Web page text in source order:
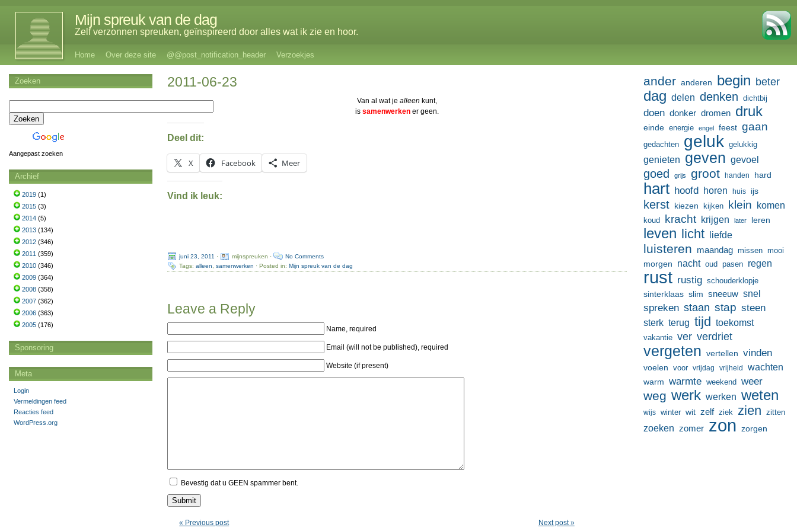
Mijn spreuk van de dag
Zelf verzonnen spreuken, geïnspireerd door alles wat ik zie en hoor.
Home Over deze site @@post_notification_header Verzoekjes
2011-06-23
Van al wat jealleen kunt,
issamenwerkener geen.
Deel dit:
X Facebook Meer
Vind ik leuk:
juni 23, 2011 · mijnspreuken ·
No Comments
Tags:alleen ,samenwerken · Posted in:Mijn spreuk van de dag
Leave a Reply
Name, required
Email (will not be published), required
Website (if present)
Bevestig dat u GEEN spammer bent.
« Previous post Next post »
ander anderen begin beter
dag delen denken dichtbij
doen donker dromen druk
einde energie engel feest gaan
gedachten geluk gelukkig
genieten geven gevoel
goed grijs groot handen hard
hart hoofd horen huis ijs
kerst kiezen kijken klein komen
koud kracht krijgen later leren
leven licht liefde
luisteren maandag missen mooi
morgen nacht oud pasen regen
rust rustig schouderklopje
sinterklaas slim sneeuw snel
spreken staan stap steen
sterk terug tijd toekomst
vakantie ver verdriet
vergeten vertellen vinden
voelen voor vrijdag vrijheid wachten
warm warmte weekend weer
weg werk werken weten
wijs winter wit zelf ziek zien zitten
zoeken zomer zon zorgen
Zoeken
Aangepast zoeken
Archief
2019 (1)
2015 (3)
2014 (5)
2013 (134)
2012 (346)
2011 (359)
2010 (346)
2009 (364)
2008 (358)
2007 (362)
2006 (363)
2005 (176)
Sponsoring
Meta
Login
Vermeldingen feed
Reacties feed
WordPress.org